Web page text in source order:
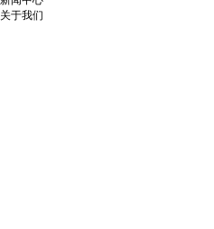
关于我们